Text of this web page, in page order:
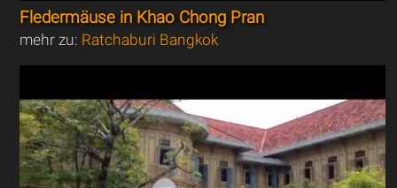
Fledermäuse in Khao Chong Pran
mehr zu: Ratchaburi Bangkok